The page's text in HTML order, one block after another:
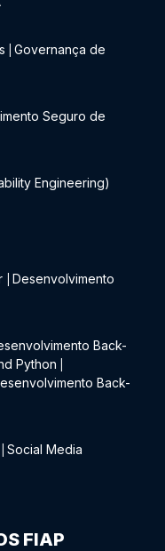
Governança de
Seguro de
Engineering)
Desenvolvimento
Back-
Python
Back-
Social Media
FIAP